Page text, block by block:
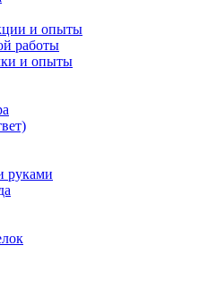
и опыты
работы
и опыты
руками